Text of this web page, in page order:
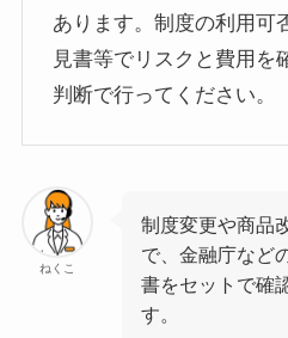
あります。制度の利用可
見書等でリスクと費用を
判断で行ってください。
ねくこ
制度変更や商品
で、金融庁など
書をセットで確
す。